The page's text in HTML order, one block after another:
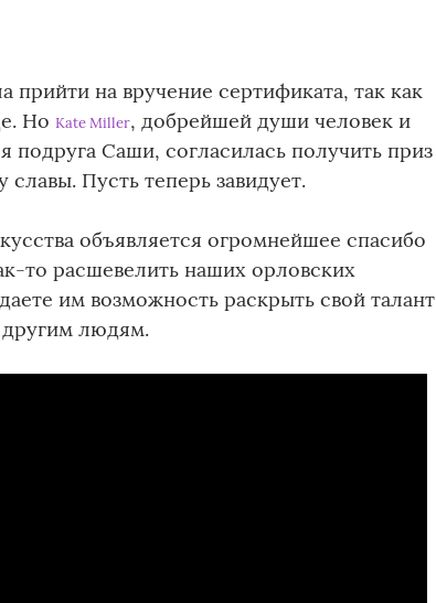
на вручение сертификата, так как
Но Kate Miller, добрейшей души человек и
подруга Саши, согласилась получить приз
славы. Пусть теперь завидует.
объявляется огромнейшее спасибо
то расшевелить наших орловских
им возможность раскрыть свой талант
другим людям.